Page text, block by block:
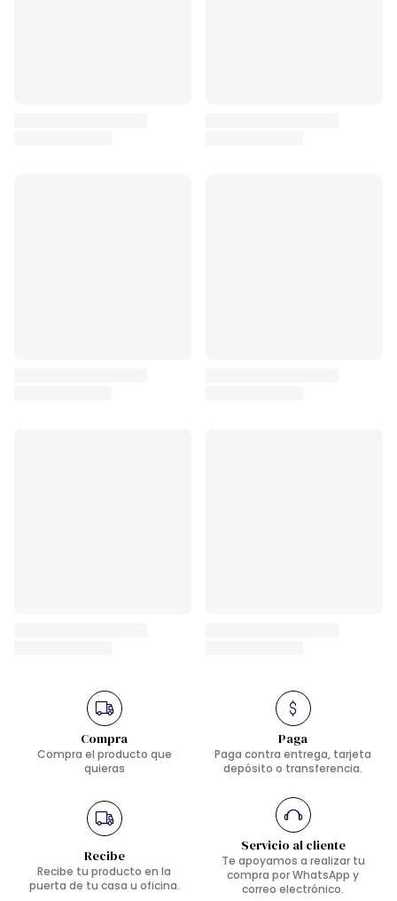
Compra
Compra el producto que
quieras
Paga
Paga contra entrega, tarjeta
depósito o transferencia.
Recibe
Recibe tu producto en la
puerta de tu casa u oficina.
Servicio al cliente
Te apoyamos a realizar tu
compra por WhatsApp y
correo electrónico.